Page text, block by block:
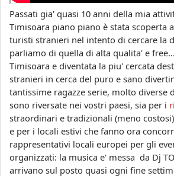
Passati gia' quasi 10 anni della mia
Timisoara piano piano è stata scoperta
turisti stranieri nel intento di cercare la
parliamo di quella di alta qualita' e
Timisoara e diventata la piu' cercata
stranieri in cerca del puro e sano
tantissime ragazze serie, molto diverse
sono riversate nei vostri paesi, sia per i
straordinari e tradizionali (meno
e per i locali estivi che fanno ora
rappresentativi locali europei per gli
organizzati: la musica e' messa da Dj
arrivano sul posto quasi ogni fine